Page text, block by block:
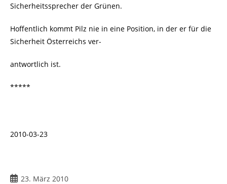
Sicherheitssprecher der Grünen.
Hoffentlich kommt Pilz nie in eine Position, in der er für die
Sicherheit Österreichs ver-
antwortlich ist.
*****
2010-03-23
Beitrag23. März 2010